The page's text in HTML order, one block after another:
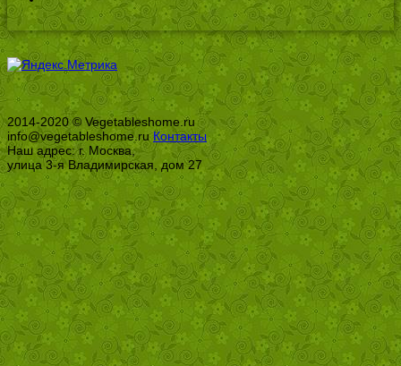
2014-2020 © Vegetableshome.ru
info@vegetableshome.ruКонтакты
Наш адрес: г. Москва,
улица 3-я Владимирская, дом 27